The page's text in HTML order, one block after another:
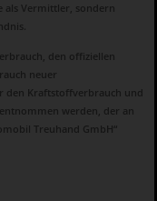
als Vermittler, sondern
den offiziellen
neuer
den Kraftstoffverbrauch und
werden, der an
Treuhand GmbH“